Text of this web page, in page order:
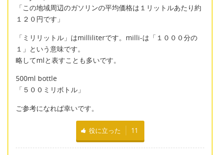
「この地域周辺のガソリンの平均価格は１リットルあたり約
１２０円です」
「ミリリットル」はmilliliterです。milli-は「１０００分の
１」という意味です。
略してmlと表すことも多いです。
500ml bottle
「５００ミリボトル」
ご参考になれば幸いです。
役に立った 11